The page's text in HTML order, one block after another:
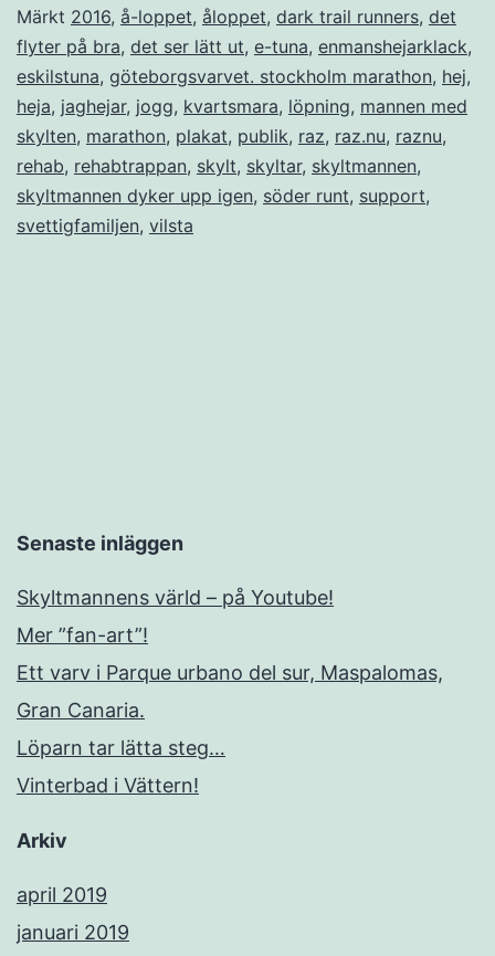
Märkt 2016, å-loppet, åloppet, dark trail runners, det
flyter på bra, det ser lätt ut, e-tuna, enmanshejarklack,
eskilstuna, göteborgsvarvet. stockholm marathon, hej,
heja, jaghejar, jogg, kvartsmara, löpning, mannen med
skylten, marathon, plakat, publik, raz, raz.nu, raznu,
rehab, rehabtrappan, skylt, skyltar, skyltmannen,
skyltmannen dyker upp igen, söder runt, support,
svettigfamiljen, vilsta
Senaste inläggen
Skyltmannens värld – på Youtube!
Mer ”fan-art”!
Ett varv i Parque urbano del sur, Maspalomas,
Gran Canaria.
Löparn tar lätta steg…
Vinterbad i Vättern!
Arkiv
april 2019
januari 2019